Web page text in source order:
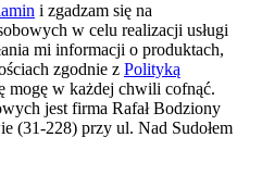
i zgadzam się na
w celu realizacji usługi
mi informacji o produktach,
zgodnie z Polityką
mogę w każdej chwili cofnąć.
jest firma Rafał Bodziony
(31-228) przy ul. Nad Sudołem